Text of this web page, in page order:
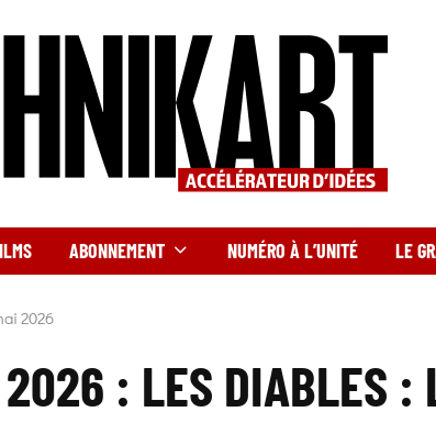
ABONNEMENT NUMÉRO À L’UNITÉ LE
2026
: LES DIABLES :